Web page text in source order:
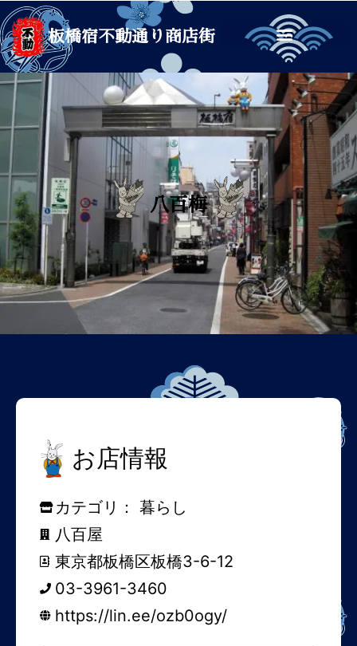
板橋宿不動通り商店街
八百梅
お店情報
カテゴリ： 暮らし
八百屋
東京都板橋区板橋3-6-12
03-3961-3460
https://lin.ee/ozb0ogy/